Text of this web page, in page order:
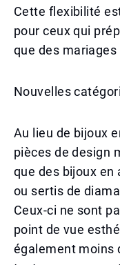
Cette flexibilité
pour ceux qui
que des mariages
Nouvelles
Au lieu de bijoux
pièces de design
que des bijoux en
ou sertis de
Ceux-ci ne sont
point de vue
également moins